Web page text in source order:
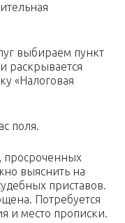
выбираем пункт
раскрывается
«Налоговая
поля.
выяснить на
приставов.
Потребуется
и место прописки.